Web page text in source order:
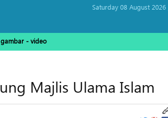
Saturday 08 August 2026 ,
gambar - video
Majlis Ulama Islam